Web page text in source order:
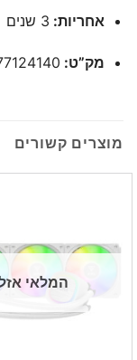
אחריות: 3 שנים
מק”ט:
מוצרים קשורים
המלאי